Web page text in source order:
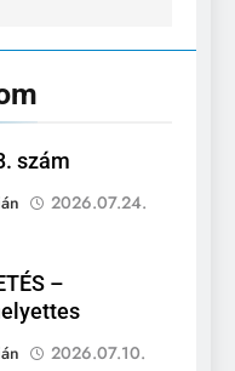
szám
2026.07.24.
–
2026.07.10.